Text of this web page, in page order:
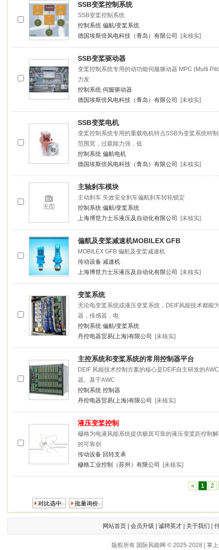
SSB变桨控制系统
SSB变桨控制系统
控制系统 偏航/变桨系统
德国埃斯倍风电科技（青岛）有限公司
[未核实]
SSB变桨驱动器
变桨控制系统专用的动功能伺服驱动器 MPC (Multi
力发
控制系统 伺服驱动器
德国埃斯倍风电科技（青岛）有限公司
[未核实]
SSB变桨电机
变桨控制系统专用的重载电机特点SSB为变桨系统特
范围宽，过载能力强，低
控制系统 偏航电机
德国埃斯倍风电科技（青岛）有限公司
[未核实]
主轴刹车模块
主动刹车 失效安全刹车偏航刹车转轮锁定
控制系统 偏航/变桨系统
上海博世力士乐液压及自动化有限公司
[未核实]
偏航及变桨减速机MOBILEX GFB
MOBILEX GFB 偏航及变桨减速机
传动设备 减速机
上海博世力士乐液压及自动化有限公司
[未核实]
变桨系统
无论电变桨系统或液压变桨系统，DEIF风能技术都能
器，传感器，电
控制系统 偏航/变桨系统
丹控电器贸易(上海)有限公司
[未核实]
主控系统和变桨系统的常用控制器平台
DEIF 风能技术控制方案的核心是DEIF自主研发的
器。基于AWC
控制系统 控制器
丹控电器贸易(上海)有限公司
[未核实]
液压变桨控制
穆格为电液风能系统提供极其可靠的液压变桨距控制
的可靠创
传动设备 回转支承
穆格工业控制（苏州）有限公司
[未核实]
« 1 2
网站首页| 会员升级 诚聘英才| 关于我们
版权所有 国际风能网 © 2025-2028 | 掌